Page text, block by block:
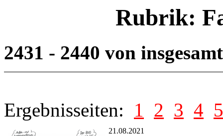
Rubrik:
2431 - 2440 von
Ergebnisseiten: 1 2 3 4 5
21.08.2021